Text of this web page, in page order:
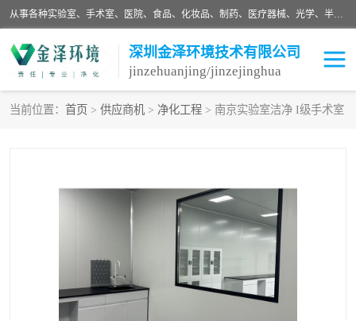
从事各种实验室、手术室、医院、食品、化妆品、制药、医疗器械、光学、半导体、精密电子等无尘车间行业的洁净车间装修设计、净化设备、恒温恒湿空调的设计制作与安装、净化系统工程项目施工及其技术支持服务。
深圳金泽环境技术有限公司
jinzehuanjing/jinzejinghua
当前位置： 首页 > 供应商机 > 净化工程 > 南京实验室洁净 I级手术室
GMP车间净化
医药车间净化 生命工程
生物实验室 食品饮料